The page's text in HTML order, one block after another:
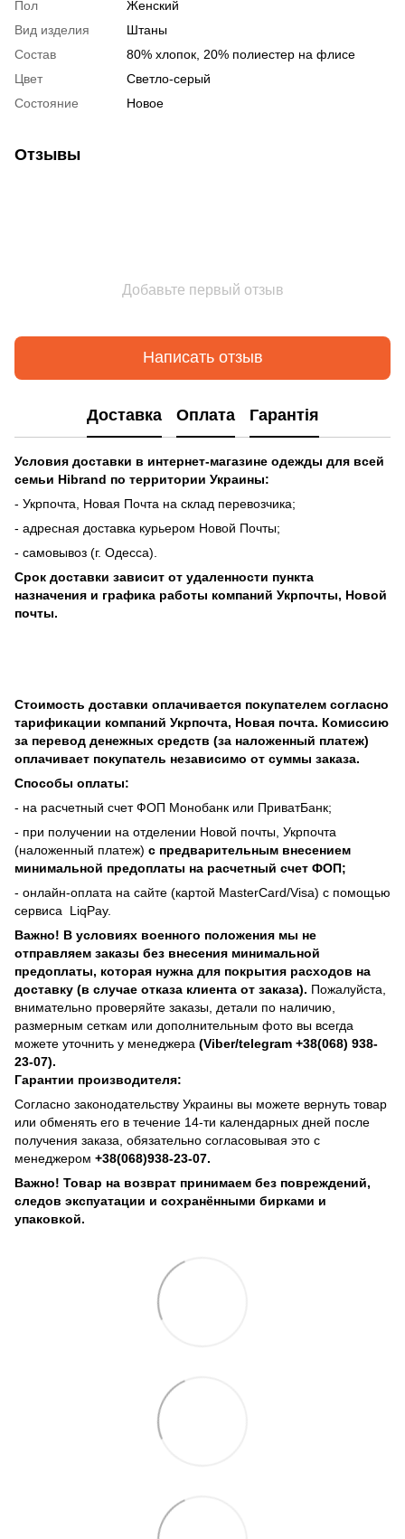
Пол
Женский
Вид изделия
Штаны
Состав
80% хлопок, 20% полиестер на флисе
Цвет
Светло-серый
Состояние
Новое
Отзывы
Добавьте первый отзыв
Написать отзыв
Доставка Оплата Гарантія
Условия доставки в интернет-магазине одежды для всей
семьи Hibrand по территории Украины:
- Укрпочта, Новая Почта на склад перевозчика;
- адресная доставка курьером Новой Почты;
- самовывоз (г. Одесса).
Срок доставки зависит от удаленности пункта
назначения и графика работы компаний Укрпочты, Новой
почты.
Стоимость доставки оплачивается покупателем согласно
тарификации компаний Укрпочта, Новая почта. Комиссию
за перевод денежных средств (за наложенный платеж)
оплачивает покупатель независимо от суммы заказа.
Способы оплаты:
- на расчетный счет ФОП Монобанк или ПриватБанк;
- при получении на отделении Новой почты, Укрпочта
(наложенный платеж) с предварительным внесением
минимальной предоплаты на расчетный счет ФОП;
- онлайн-оплата на сайте (картой MasterCard/Visa) с помощью
сервиса LiqPay.
Важно! В условиях военного положения мы не
отправляем заказы без внесения минимальной
предоплаты, которая нужна для покрытия расходов на
доставку (в случае отказа клиента от заказа). Пожалуйста,
внимательно проверяйте заказы, детали по наличию,
размерным сеткам или дополнительным фото вы всегда
можете уточнить у менеджера (Viber/telegram +38(068) 938-
23-07).
Гарантии производителя:
Согласно законодательству Украины вы можете вернуть товар
или обменять его в течение 14-ти календарных дней после
получения заказа, обязательно согласовывая это с
менеджером +38(068)938-23-07.
Важно! Товар на возврат принимаем без повреждений,
следов экспуатации и сохранёнными бирками и
упаковкой.